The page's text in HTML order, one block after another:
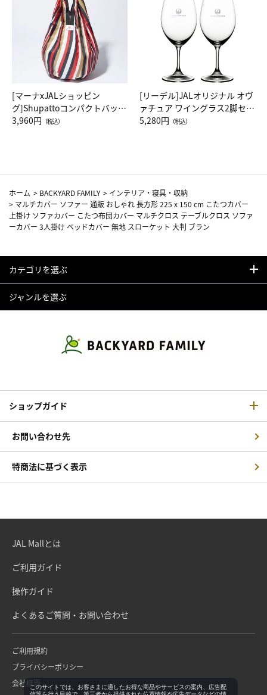
[マーナxJALショッピン
グ]Shupattoコンパクトバッグ
Drop JAL客室乗務員（LC）ス
3,960円 （税込）
[リーデル]JALオリジナル オヴ
ァチュア ワイングラス2脚セッ
ト（レッドワイン）
5,280円 （税込）
ホーム > BACKYARD FAMILY > インテリア・寝具・収納
> マルチカバー ソファー 通販 おしゃれ 長方形 225 x 150 cm こたつカバー
上掛け ソファカバー こたつ布団カバー マルチクロス テーブルクロス ソファ
ーカバー 3人掛け ベッドカバー 無地 スローケット 大判 ブラン
カテゴリを選ぶ
ジャンルを選ぶ
ショップガイド
お問い合わせ先
特商法に基づく表示
JAL Mallとは
ご利用ガイド
操作ガイド
よくあるご質問・お問い合わせ
ご利用規約
プライバシーポリシー
会社概要このサイトでは、お客さまに適したお得な商品やサービスの案内、広告配